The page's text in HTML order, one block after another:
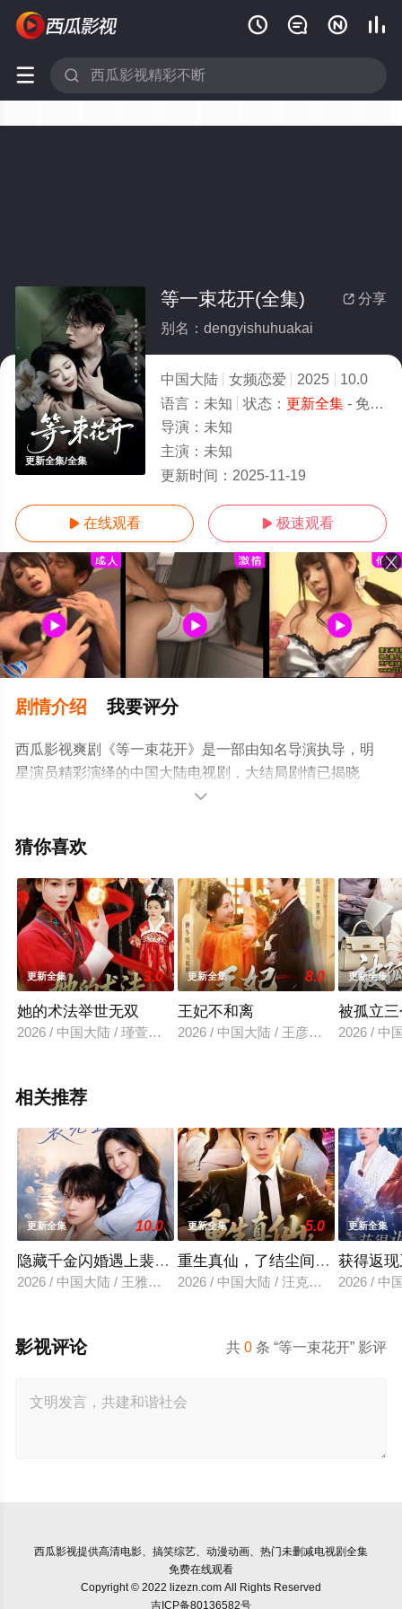
   
 
更新全集/全集
 分享
等一束花开(全集)
别名：dengyishuhuakai
中国大陆 女频恋爱 2025
10.0
语言： 未知 状态： 更新全集- 免费在线观看
导演： 未知
主演： 未知
更新时间： 2025-11-19
 在线观看  极速观看
剧情介绍 我要评分
西瓜影视爽剧《等一束花开》是一部由知名导演执导，明
星演员精彩演绎的中国大陆电视剧，大结局剧情已揭晓
（更新全集），手机免费观看高清无删减完整版电视剧全
视猫或剧情网等平台了解。

猜你喜欢
更新全集 3.0
她的术法举世无双
2026 / 中国大陆 / 瑾萱＆徐宁
更新全集 8.0
王妃不和离
2026 / 中国大陆 / 王彦鑫＆傅冬暖
更新全集
被孤立
2026 / 中
相关推荐
更新全集 10.0
隐藏千金闪婚遇上裴先生
2026 / 中国大陆 / 王雅清＆朱城玮
更新全集 5.0
重生真仙，了结尘间恩怨
2026 / 中国大陆 / 汪克强＆田诗园
更新全集
获得返
2026 / 中
共0 条 “等一束花开” 影评
影视评论
西瓜影视提供高清电影、搞笑综艺、动漫动画、热门未删减电视剧全集
免费在线观看
Copyright © 2022 lizezn.com All Rights Reserved
吉ICP备80136582号